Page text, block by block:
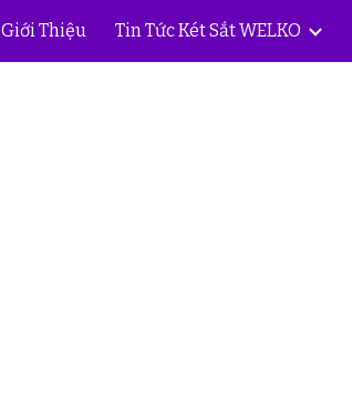
Skip to navigation
Giới Thiệu Tin Tức Két Sắt WELKO